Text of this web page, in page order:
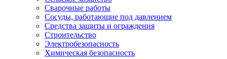
Сварочные работы
Сосуды, работающие под давлением
Средства защиты и ограждения
Строительство
Электробезопасность
Химическая безопасность